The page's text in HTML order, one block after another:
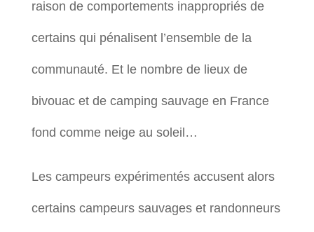
raison de comportements inappropriés de
certains qui pénalisent l’ensemble de la
communauté. Et le nombre de lieux de
bivouac et de camping sauvage en France
fond comme neige au soleil…
Les campeurs expérimentés accusent alors
certains campeurs sauvages et randonneurs